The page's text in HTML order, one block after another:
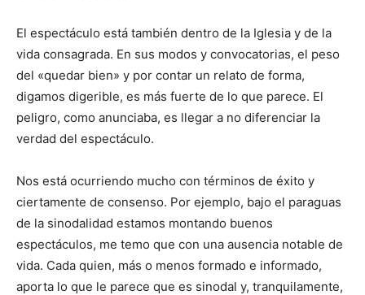
El espectáculo está también dentro de la Iglesia y de la
vida consagrada. En sus modos y convocatorias, el peso
del «quedar bien» y por contar un relato de forma,
digamos digerible, es más fuerte de lo que parece. El
peligro, como anunciaba, es llegar a no diferenciar la
verdad del espectáculo.
Nos está ocurriendo mucho con términos de éxito y
ciertamente de consenso. Por ejemplo, bajo el paraguas
de la sinodalidad estamos montando buenos
espectáculos, me temo que con una ausencia notable de
vida. Cada quien, más o menos formado e informado,
aporta lo que le parece que es sinodal y, tranquilamente,